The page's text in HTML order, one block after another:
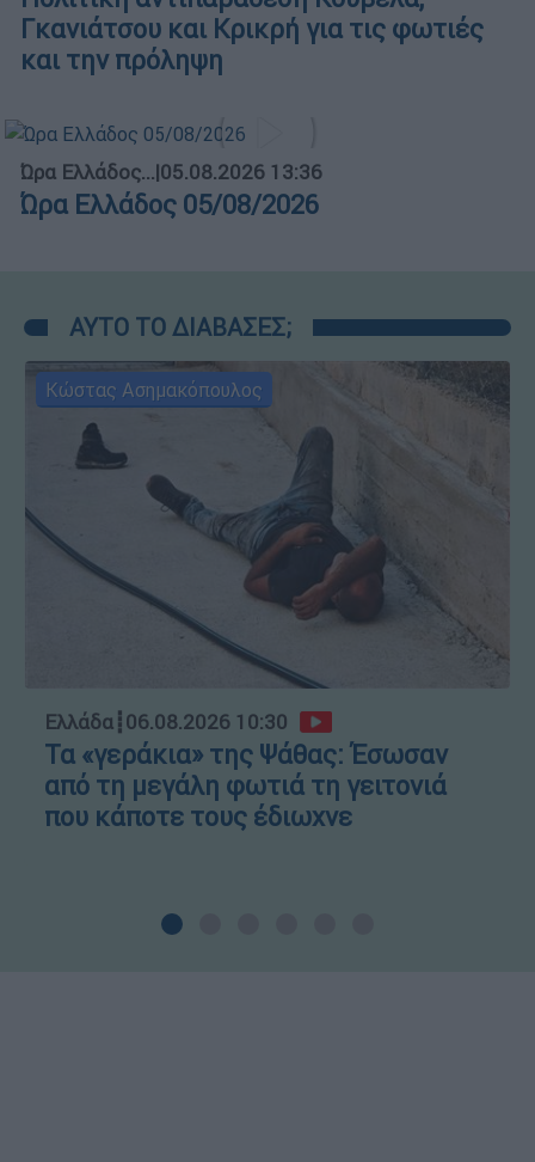
Γκανιάτσου και Κρικρή για τις φωτιές
και την πρόληψη
Ώρα Ελλάδος...|05.08.2026 13:36
Ώρα Ελλάδος 05/08/2026
ΑΥΤΟ ΤΟ ΔΙΑΒΑΣΕΣ;
Κώστας Ασημακόπουλος
Ελλάδα┋06.08.2026 10:30
Τα «γεράκια» της Ψάθας: Έσωσαν
από τη μεγάλη φωτιά τη γειτονιά
που κάποτε τους έδιωχνε